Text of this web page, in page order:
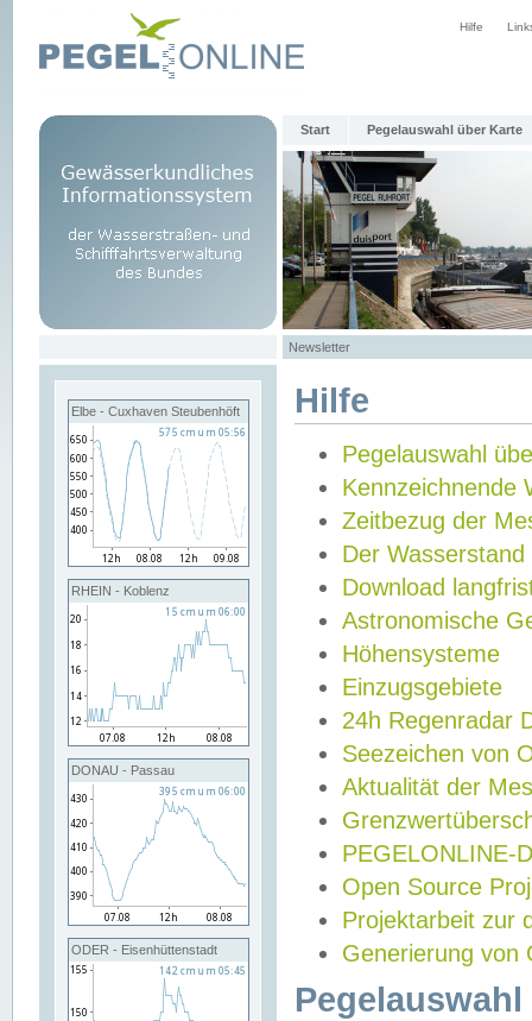
Hilfe
Start Pegelauswahl über Karte
Newsletter
Elbe - Cuxhaven Steubenhöft
RHEIN - Koblenz
DONAU - Passau
ODER - Eisenhüttenstadt
Hilfe
Pegelauswahl
Kennzeichnende
Zeitbezug der
Der Wasserstand
Download
Astronomische
Höhensysteme
Einzugsgebiete
24h Regenradar
Seezeichen von
Aktualität der
PEGELONLINE-
Open Source
Projektarbeit zur
Generierung von